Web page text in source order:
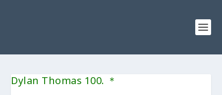
Dylan Thomas 100. ＊